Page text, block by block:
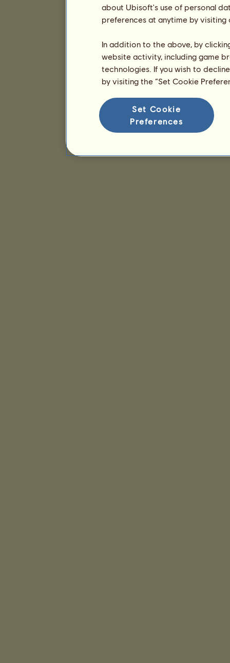
about Ubisoft's use of personal
preferences at anytime by
In addition to the above, by
website activity, including game
technologies. If you wish to
by visiting the “Set Cookie
Set Cookie
Preferences